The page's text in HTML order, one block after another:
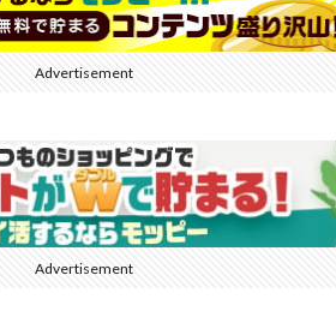
Advertisement
Advertisement